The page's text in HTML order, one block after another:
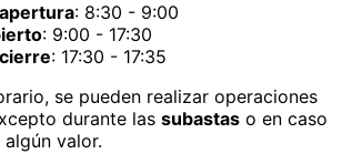
: 8:30 - 9:00
: 9:00 - 17:30
: 17:30 - 17:35
se pueden realizar operaciones
durante las subastas o en caso
valor.